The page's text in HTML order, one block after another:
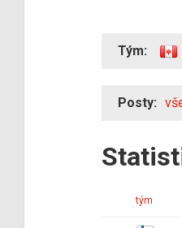
Tým:
Posty:
tým